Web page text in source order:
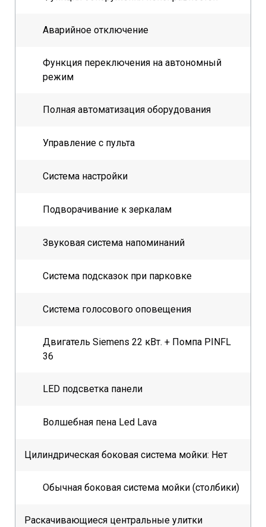
Аварийное отключение
Функция переключения на автономный
режим
Полная автоматизация оборудования
Управление с пульта
Система настройки
Подворачивание к зеркалам
Звуковая система напоминаний
Система подсказок при парковке
Система голосового оповещения
Двигатель Siemens 22 кВт. + Помпа PINFL
36
LED подсветка панели
Волшебная пена Led Lava
Цилиндрическая боковая система мойки: Нет
Обычная боковая система мойки (столбики)
Раскачивающиеся центральные улитки